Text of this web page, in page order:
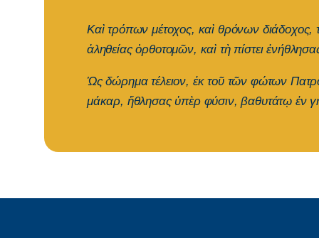
Καὶ τρόπων μέτοχος, καὶ θρόνων διάδοχος,
ἀληθείας ὀρθοτομῶν, καὶ τὴ πίστει
Ὡς δώρημα τέλειον, ἐκ τοῦ τῶν φώτων
μάκαρ, ἤθλησας ὑπὲρ φύσιν, βαθυτάτῳ ἐν